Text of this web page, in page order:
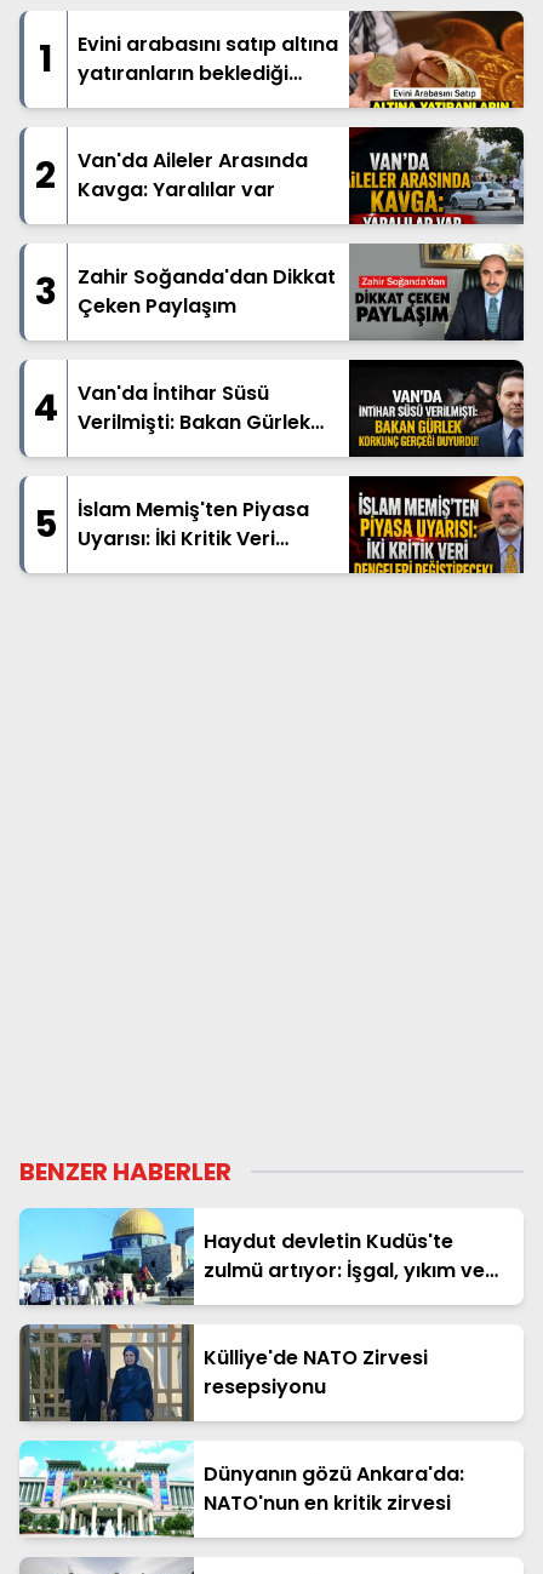
1
Evini arabasını satıp altına
yatıranların beklediği
haber geldi
2
Van'da Aileler Arasında
Kavga: Yaralılar var
3
Zahir Soğanda'dan Dikkat
Çeken Paylaşım
4
Van'da İntihar Süsü
Verilmişti: Bakan Gürlek
Korkunç Gerçeği Duyurdu!
5
İslam Memiş'ten Piyasa
Uyarısı: İki Kritik Veri
Dengeleri Değiştirecek!
BENZER HABERLER
Haydut devletin Kudüs'te
zulmü artıyor: İşgal, yıkım ve
katliam
Külliye'de NATO Zirvesi
resepsiyonu
Dünyanın gözü Ankara'da:
NATO'nun en kritik zirvesi